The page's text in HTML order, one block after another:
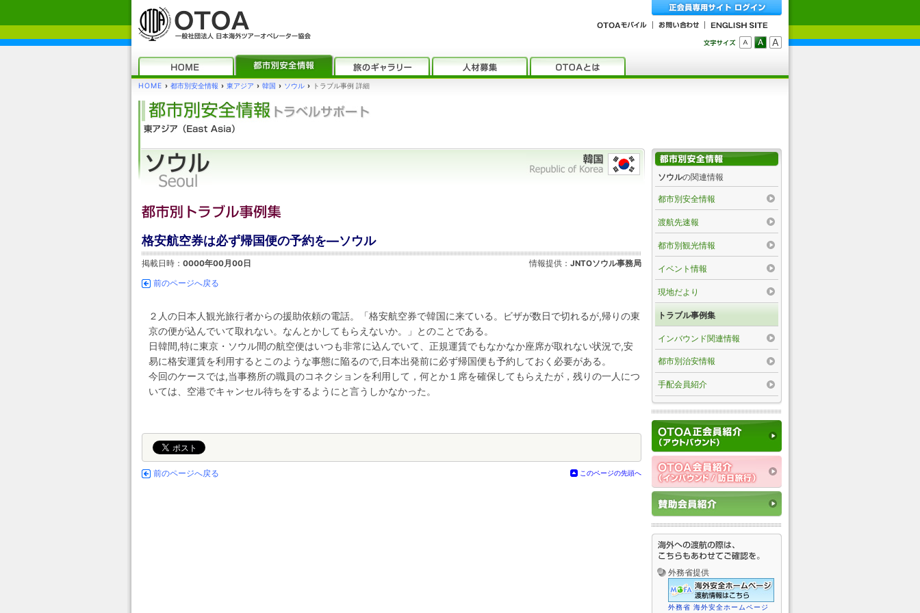
HOME › 都市別安全情報 › 東アジア › 韓国 › ソウル › トラブル事例 詳細
格安航空券は必ず帰国便の予約を―ソウル
掲載日時： 0000年00月00日 情報提供： JNTOソウル事務局
前のページへ戻る
２人の日本人観光旅行者からの援助依頼の電話。「格安航空券で韓国に来ている。ビザが数日で切れるが,帰りの東
京の便が込んでいて取れない。なんとかしてもらえないか。」とのことである。
日韓間,特に東京・ソウル間の航空便はいつも非常に込んでいて、正規運賃でもなかなか座席が取れない状況で,安
易に格安運賃を利用するとこのような事態に陥るので,日本出発前に必ず帰国便も予約しておく必要がある。
今回のケースでは,当事務所の職員のコネクションを利用して，何とか１席を確保してもらえたが，残りの一人につ
いては、空港でキャンセル待ちをするようにと言うしかなかった。
前のページへ戻る このページの先頭へ
ソウルの関連情報
都市別安全情報
渡航先速報
都市別観光情報
イベント情報
現地だより
トラブル事例集
インバウンド関連情報
都市別治安情報
手配会員紹介
外務省提供
外務省 海外安全ホームページ